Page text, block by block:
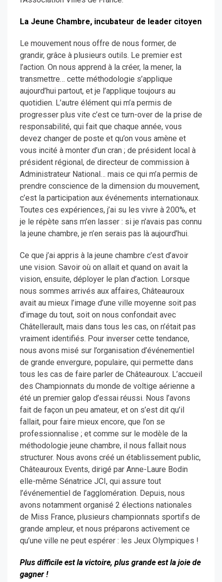
La Jeune Chambre, incubateur de leader citoyen
Le mouvement nous offre de nous former, de
grandir, grâce à plusieurs outils. Le premier est
l’action. On nous apprend à la créer, la mener, la
transmettre… cette méthodologie s’applique
aujourd’hui partout, et je l’applique toujours au
quotidien. L’autre élément qui m’a permis de
progresser plus vite c’est ce turn-over de la prise de
responsabilité, qui fait que chaque année, vous
devez changer de poste et qu’on vous amène et
vous incité à monter d’un cran ; de président local à
président régional, de directeur de commission à
Administrateur National… mais ce qui m’a permis de
prendre conscience de la dimension du mouvement,
c’est la participation aux événements internationaux.
Toutes ces expériences, j’ai su les vivre à 200%, et
je le répète sans m’en lasser : si je n’avais pas connu
la jeune chambre, je n’en serais pas là aujourd’hui.
Ce que j’ai appris à la jeune chambre c’est d’avoir
une vision. Savoir où on allait et quand on avait la
vision, ensuite, déployer le plan d’action. Lorsque
nous sommes arrivés aux affaires, Châteauroux
avait au mieux l’image d’une ville moyenne soit pas
d’image du tout, soit on nous confondait avec
Châtellerault, mais dans tous les cas, on n’était pas
vraiment identifiés. Pour inverser cette tendance,
nous avons misé sur l’organisation d’événementiel
de grande envergure, populaire, qui permette dans
tous les cas de faire parler de Châteauroux. L’accueil
des Championnats du monde de voltige aérienne a
été un premier galop d’essai réussi. Nous l’avons
fait de façon un peu amateur, et on s’est dit qu’il
fallait, pour faire mieux encore, que l’on se
professionnalise ; et comme sur le modèle de la
méthodologie jeune chambre, il nous fallait nous
structurer. Nous avons créé un établissement public,
Châteauroux Events, dirigé par Anne-Laure Bodin
elle-même Sénatrice JCI, qui assure tout
l’événementiel de l’agglomération. Depuis, nous
avons notamment organisé 2 élections nationales
de Miss France, plusieurs championnats sportifs de
grande ampleur, et nous préparons activement ce
qu’une ville ne peut espérer : les Jeux Olympiques !
Plus difficile est la victoire, plus grande est la joie de
gagner !